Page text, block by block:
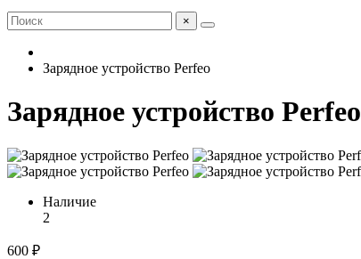
×
Зарядное устройство Perfeo
Зарядное устройство Perfeo
Наличие
2
600 ₽